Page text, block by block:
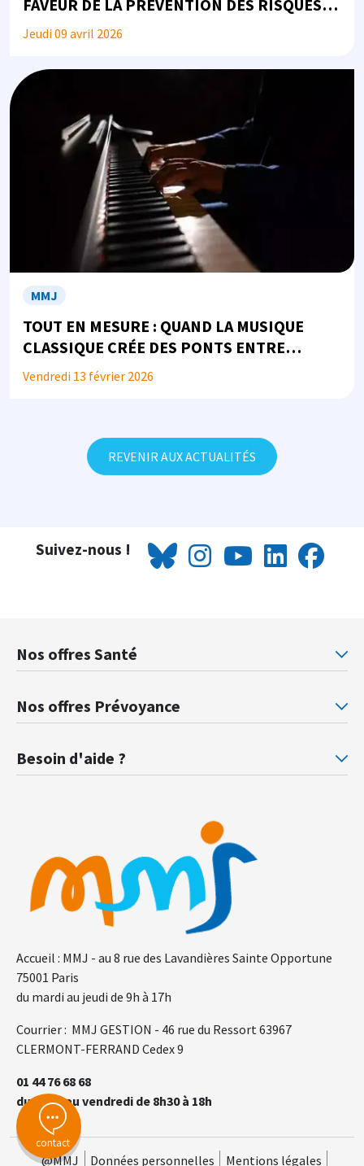
contact
FAVEUR DE LA PRÉVENTION DES RISQUES
PSYCHOSOCIAUX
Jeudi 09 avril 2026
Image
MMJ
TOUT EN MESURE : QUAND LA MUSIQUE
CLASSIQUE CRÉE DES PONTS ENTRE
JUSTICE, SANTÉ ET SOCIÉTÉ...
Vendredi 13 février 2026
REVENIR AUX ACTUALITÉS
Suivez-nous !
Accueil : MMJ - au 8 rue des Lavandières Sainte Opportune
75001 Paris
du mardi au jeudi de 9h à 17h
Courrier : MMJ GESTION - 46 rue du Ressort 63967
CLERMONT-FERRAND Cedex 9
01 44 76 68 68
du lundi au vendredi de 8h30 à 18h
Nos offres Santé
Mutuelle santé Retraités justice
Nos offres Prévoyance
Besoin d'aide ?
@MMJ Données personnelles Mentions légales